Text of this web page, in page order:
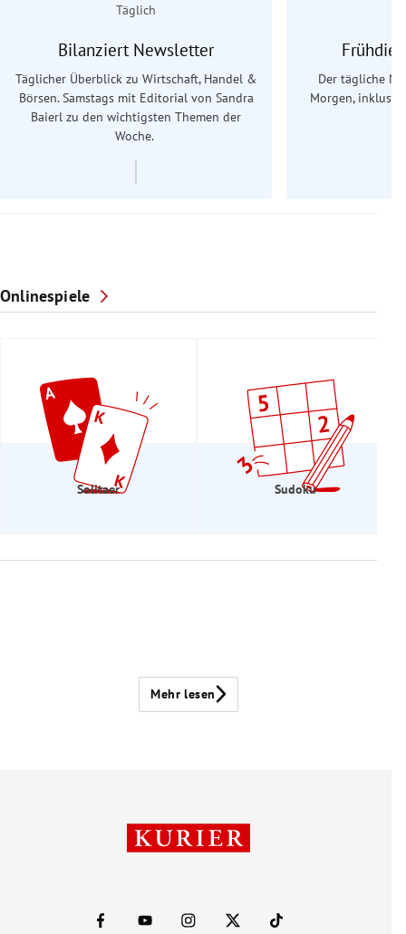
Täglich
Bilanziert Newsletter
Täglicher Überblick zu Wirtschaft, Handel &
Börsen. Samstags mit Editorial von Sandra
Baierl zu den wichtigsten Themen der
Woche.
Der tägliche
Morgen,
Onlinespiele
Solitaer Sudoku
Mehr lesen